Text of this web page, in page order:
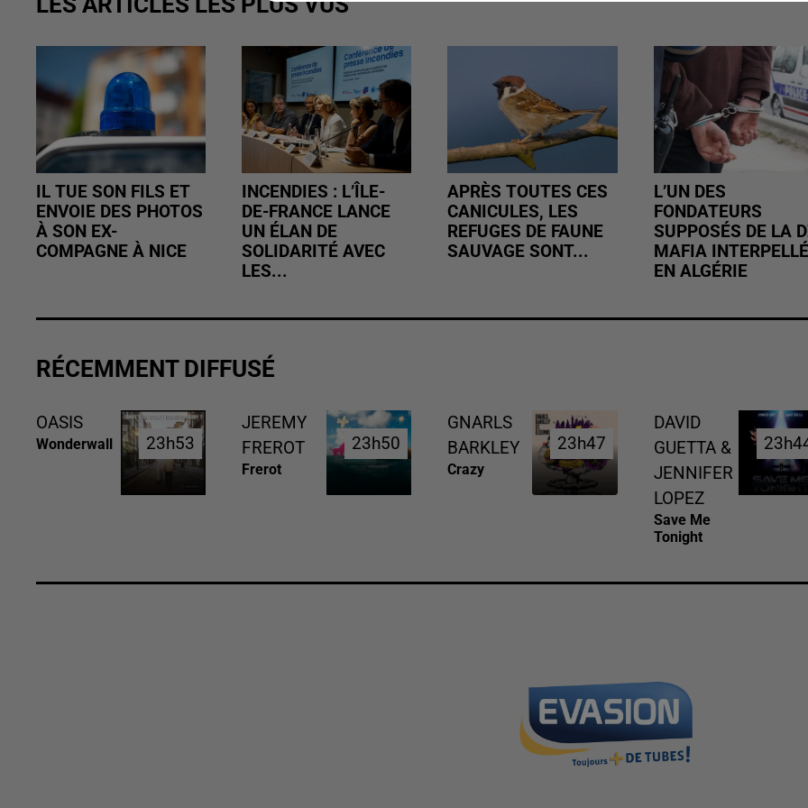
IL TUE SON FILS ET
ENVOIE DES PHOTOS
À SON EX-
COMPAGNE À NICE
INCENDIES : L’ÎLE-
DE-FRANCE LANCE
UN ÉLAN DE
SOLIDARITÉ AVEC
LES...
APRÈS TOUTES CES
CANICULES, LES
REFUGES DE FAUNE
SAUVAGE SONT...
L’UN DES
FONDATEURS
SUPPOSÉS DE LA
MAFIA INTERPELLÉ
EN ALGÉRIE
RÉCEMMENT DIFFUSÉ
OASIS
Wonderwall 23h53
23h53
JEREMY
FREROT
Frerot
23h50
23h50
GNARLS
BARKLEY
Crazy
23h47
23h47
DAVID
GUETTA &
JENNIFER
LOPEZ
Save Me
Tonight